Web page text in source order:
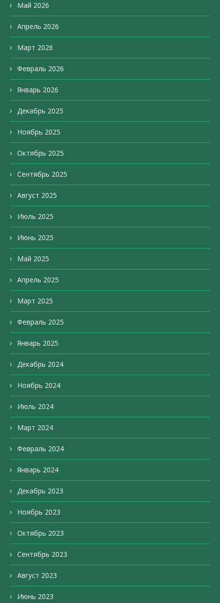
Май 2026
Апрель 2026
Март 2026
Февраль 2026
Январь 2026
Декабрь 2025
Ноябрь 2025
Октябрь 2025
Сентябрь 2025
Август 2025
Июль 2025
Июнь 2025
Май 2025
Апрель 2025
Март 2025
Февраль 2025
Январь 2025
Декабрь 2024
Ноябрь 2024
Июль 2024
Март 2024
Февраль 2024
Январь 2024
Декабрь 2023
Ноябрь 2023
Октябрь 2023
Сентябрь 2023
Август 2023
Июнь 2023